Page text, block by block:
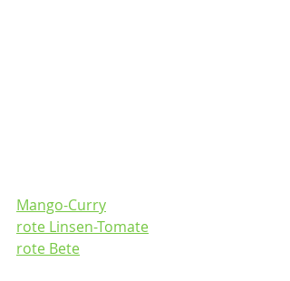
Mango-Curry
rote Linsen-Tomate
rote Bete